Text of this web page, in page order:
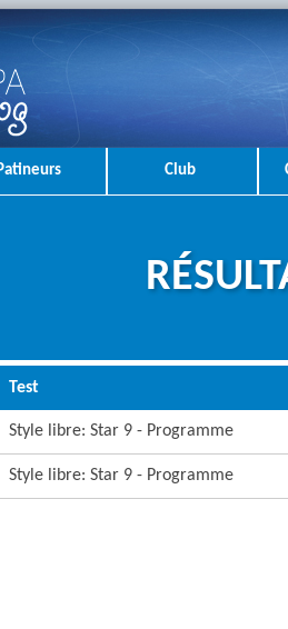
Club
Test
Style libre: Star 9 - Programme
Style libre: Star 9 - Programme